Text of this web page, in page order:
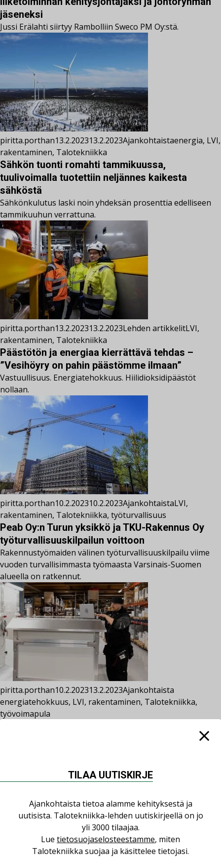
jäseneksi
Jussi Erälahti siirtyy Rambolliin Sweco PM Oy:stä.
piritta.porthan13.2.202313.2.2023Ajankohtaistaenergia, LVI,
rakentaminen, Talotekniikka
Sähkön tuonti romahti tammikuussa,
tuulivoimalla tuotettiin neljännes kaikesta
sähköstä
Sähkönkulutus laski noin yhdeksän prosenttia edelliseen
tammikuuhun verrattuna.
piritta.porthan13.2.202313.2.2023Lehden artikkelitLVI,
rakentaminen, Talotekniikka
Päästötön ja energiaa kierrättävä tehdas –
”Vesihöyry on pahin päästömme ilmaan”
Vastuullisuus. Energiatehokkuus. Hiilidioksidipäästöt
nollaan.
piritta.porthan10.2.202310.2.2023AjankohtaistaLVI,
rakentaminen, Talotekniikka, työturvallisuus
Peab Oy:n Turun yksikkö ja TKU-Rakennus Oy
työturvallisuuskilpailun voittoon
Rakennustyömaiden välinen työturvallisuuskilpailu viime
vuoden turvallisimmasta työmaasta Varsinais-Suomen
alueella on ratkennut.
piritta.porthan10.2.202313.2.2023Ajankohtaista
energiatehokkuus, LVI, rakentaminen, Talotekniikka,
työvoimapula
siirtymän kohti energiatehokkaampaa lämmitystä ja siitä
TILAA UUTISKIRJE
Ajankohtaista tietoa alamme kehityksestä ja
uutisista. Talotekniikka-lehden uutiskirjeellä on jo
yli 3000 tilaajaa.
Lue tietosuojaselosteestamme, miten
Talotekniikka suojaa ja käsittelee tietojasi.